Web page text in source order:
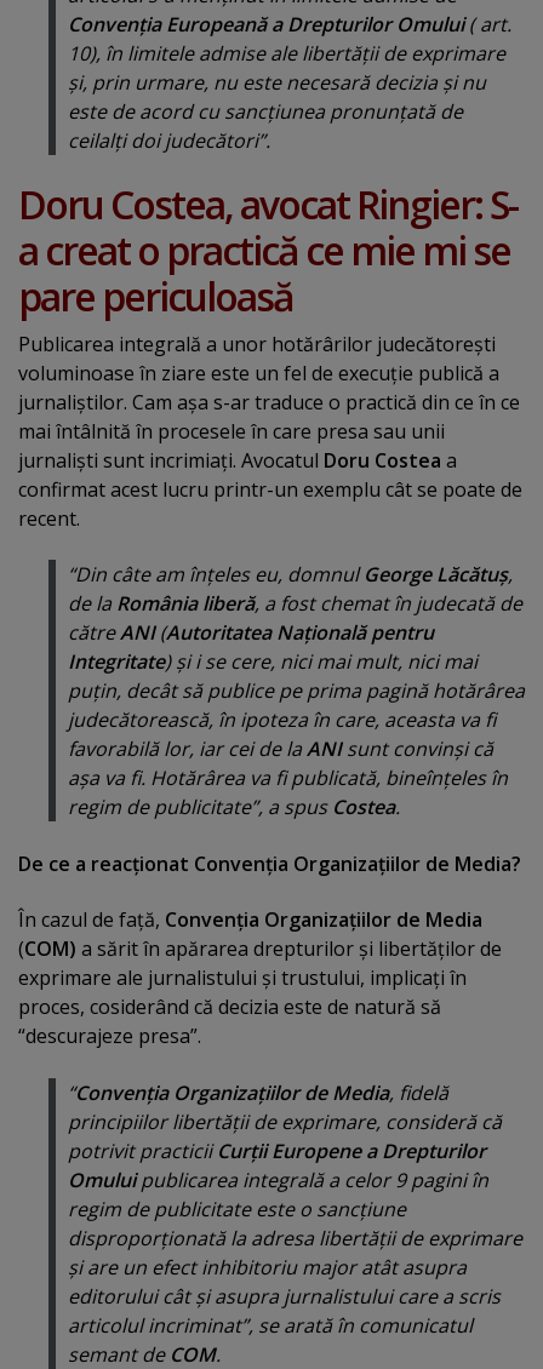
Convenţia Europeană a Drepturilor Omului( art.
10), în limitele admise ale libertăţii de exprimare
şi, prin urmare, nu este necesară decizia şi nu
este de acord cu sancţiunea pronunţată de
ceilalţi doi judecători”.
Doru Costea, avocat Ringier: S-
a creat o practică ce mie mi se
pare periculoasă
Publicarea integrală a unor hotărârilor judecătoreşti
voluminoase în ziare este un fel de execuţie publică a
jurnaliştilor. Cam aşa s-ar traduce o practică din ce în ce
mai întâlnită în procesele în care presa sau unii
jurnalişti sunt incrimiaţi. Avocatul Doru Costea a
confirmat acest lucru printr-un exemplu cât se poate de
recent.
“Din câte am înţeles eu, domnulGeorge Lăcătuş,
de la România liberă, a fost chemat în judecată de
cătreANI(Autoritatea Naţională pentru
Integritate) şi i se cere, nici mai mult, nici mai
puţin, decât să publice pe prima pagină hotărârea
judecătorească, în ipoteza în care, aceasta va fi
favorabilă lor, iar cei de laANIsunt convinşi că
aşa va fi. Hotărârea va fi publicată, bineînţeles în
regim de publicitate”, a spus Costea.
De ce a reacţionat Convenţia Organizaţiilor de Media?
În cazul de faţă, Convenţia Organizaţiilor de Media
(COM) a sărit în apărarea drepturilor şi libertăţilor de
exprimare ale jurnalistului şi trustului, implicaţi în
proces, cosiderând că decizia este de natură să
“descurajeze presa”.
“Convenţia Organizaţiilor de Media, fidelă
principiilor libertăţii de exprimare, consideră că
potrivit practiciiCurţii Europene a Drepturilor
Omuluipublicarea integrală a celor 9 pagini în
regim de publicitate este o sancţiune
disproporţionată la adresa libertăţii de exprimare
şi are un efect inhibitoriu major atât asupra
editorului cât şi asupra jurnalistului care a scris
articolul incriminat”, se arată în comunicatul
semant de COM.